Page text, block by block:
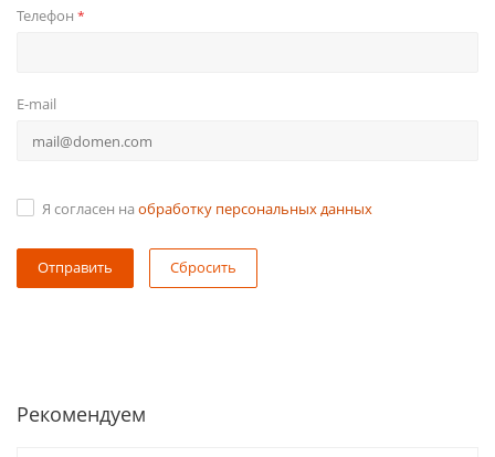
Телефон *
E-mail
Я согласен на обработку персональных данных
Сбросить
Рекомендуем